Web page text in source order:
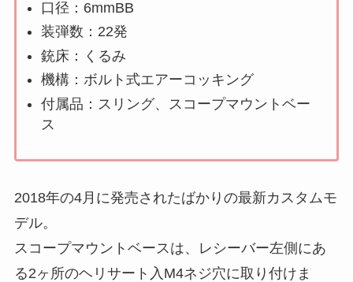
口径：6mmBB
装弾数：22発
銃床：くるみ
機構：ボルト式エアーコッキング
付属品：スリング、スコープマウントベー
ス
2018年の4月に発売されたばかりの最新カスタムモ
デル。
スコープマウントベースは、レシーバー左側にあ
る2ヶ所のヘリサート入M4ネジ穴に取り付けま